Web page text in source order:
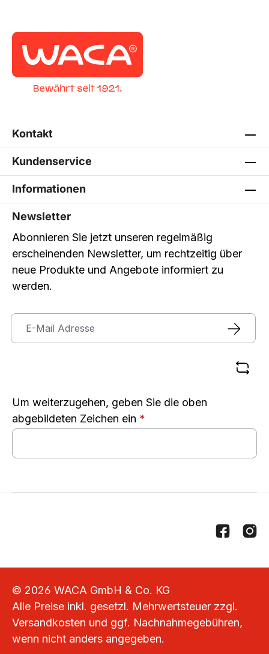
Kontakt
Kundenservice
Informationen
Newsletter
Abonnieren Sie jetzt unseren regelmäßig
erscheinenden Newsletter, um rechtzeitig über
neue Produkte und Angebote informiert zu
werden.
Um weiterzugehen, geben Sie die oben
abgebildeten Zeichen ein *
© 2026 WACA GmbH & Co. KG
Alle Preise inkl. gesetzl. Mehrwertsteuer zzgl.
Versandkosten und ggf. Nachnahmegebühren,
wenn nicht anders angegeben.